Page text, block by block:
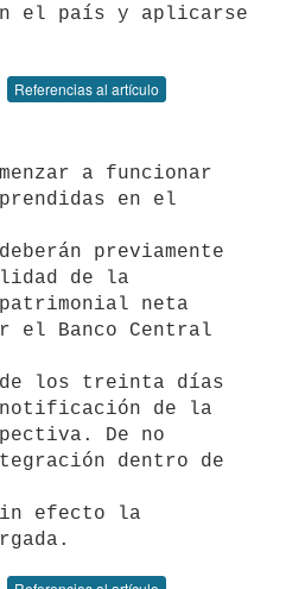
el país y aplicarse
Referencias al artículo
en el
previamente
de la
neta
el Banco Central
de los treinta días
de la
De no
dentro de
efecto la